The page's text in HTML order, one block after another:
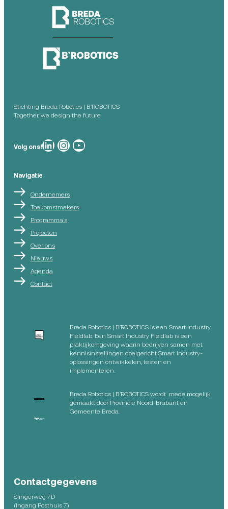
Stichting Breda Robotics | B’ROBOTICS
Together, we design the future
Volg ons!Breda Robotics op Breda Robotics op Instagram
Breda Robotics op
Navigatie
Ondernemers
Toekomstmakers
Programma’s
Projecten
Over ons
Nieuws
Agenda
Contact
Breda Robotics | B’ROBOTICS is een Smart Industry
Fieldlab. Een Smart Industry Fieldlab is een
praktijkomgeving waarin bedrijven samen met
kennisinstellingen doelgericht Smart Industry-
oplossingen ontwikkelen, testen en
implementeren.
Breda Robotics | B’ROBOTICS wordt mede mogelijk
gemaakt door Provincie Noord-Brabant en
Gemeente Breda.
Contactgegevens
Slingerweg 7D
(Ingang Posthuis 7)